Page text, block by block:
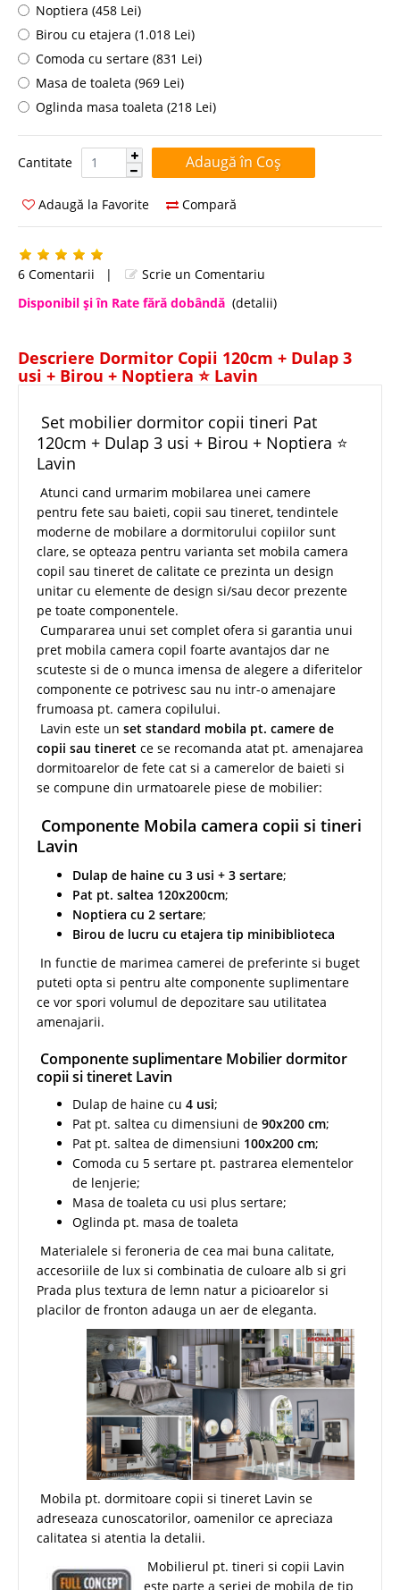
Noptiera (458 Lei)
Birou cu etajera (1.018 Lei)
Comoda cu sertare (831 Lei)
Masa de toaleta (969 Lei)
Oglinda masa toaleta (218 Lei)
Cantitate Cantitate:
Adaugă la Favorite Compară
6 Comentarii |
Scrie un Comentariu
Disponibil şi în Rate fără dobândă (detalii)
Descriere Dormitor Copii 120cm + Dulap 3
usi + Birou + Noptiera ⭐ Lavin
Set mobilier dormitor copii tineri Pat
120cm + Dulap 3 usi + Birou + Noptiera ⭐
Lavin
Atunci cand urmarim mobilarea unei camere
pentru fete sau baieti, copii sau tineret, tendintele
moderne de mobilare a dormitorului copiilor sunt
clare, se opteaza pentru varianta set mobila camera
copil sau tineret de calitate ce prezinta un design
unitar cu elemente de design si/sau decor prezente
pe toate componentele.
Cumpararea unui set complet ofera si garantia unui
pret mobila camera copil foarte avantajos dar ne
scuteste si de o munca imensa de alegere a diferitelor
componente ce potrivesc sau nu intr-o amenajare
frumoasa pt. camera copilului.
Lavin este un set standard mobila pt. camere de
copii sau tineret ce se recomanda atat pt. amenajarea
dormitoarelor de fete cat si a camerelor de baieti si
se compune din urmatoarele piese de mobilier:
Componente Mobila camera copii si tineri
Lavin
Dulap de haine cu 3 usi + 3 sertare;
Pat pt. saltea 120x200cm;
Noptiera cu 2 sertare;
Birou de lucru cu etajera tip minibiblioteca
In functie de marimea camerei de preferinte si buget
puteti opta si pentru alte componente suplimentare
ce vor spori volumul de depozitare sau utilitatea
amenajarii.
Componente suplimentare Mobilier dormitor
copii si tineret Lavin
Dulap de haine cu 4 usi;
Pat pt. saltea cu dimensiuni de 90x200 cm;
Pat pt. saltea de dimensiuni 100x200 cm;
Comoda cu 5 sertare pt. pastrarea elementelor
de lenjerie;
Masa de toaleta cu usi plus sertare;
Oglinda pt. masa de toaleta
Materialele si feroneria de cea mai buna calitate,
accesoriile de lux si combinatia de culoare alb si gri
Prada plus textura de lemn natur a picioarelor si
placilor de fronton adauga un aer de eleganta.
Mobila pt. dormitoare copii si tineret Lavin se
adreseaza cunoscatorilor, oamenilor ce apreciaza
calitatea si atentia la detalii.
Mobilierul pt. tineri si copii Lavin
este parte a seriei de mobila de tip